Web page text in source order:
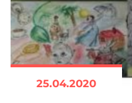
25.04.2020